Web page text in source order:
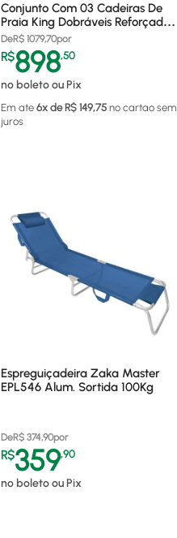
Conjunto Com 03 Cadeiras De
Praia King Dobráveis Reforçadas
140kg Pretas Zaka
DeR$ 1079,70por
R$898,50
no boleto ou Pix
Em ate 6x de R$ 149,75 no cartao sem
juros
Espreguiçadeira Zaka Master
EPL546 Alum. Sortida 100Kg
DeR$ 374,90por
R$359,90
no boleto ou Pix